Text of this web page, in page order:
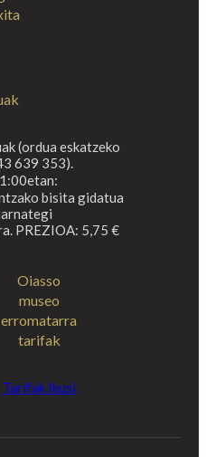
(ordua eskatzeko
639 353).
bisita gidatua
PREZIOA: 5,75 €
Oiasso
museo
erromatarra
tarifak
Tarifak Ikusi